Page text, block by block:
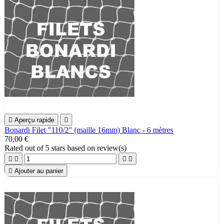
 Aperçu rapide 
Bonardi Filet "110/2" (maille 16mm) Blanc - 6 mètres
70,00 €
Rated out of 5 stars based on review(s)
   
 Ajouter au panier